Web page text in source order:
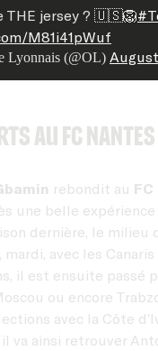
THE jersey ? 🇺🇸🦁
M81i41pWuf
Lyonnais (@OL)
au FC Nantes
rebondit au
une belle expérience
dernière, le milieu
mardi, avec les
il est ensuite passé
ou encore
avec la Côte
va ainsi retrouver